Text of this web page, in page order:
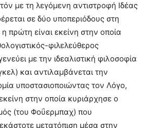
με τη λεγόμενη αντιστροφή Ιδέας
σε δύο υποπεριόδους στη
η πρώτη είναι εκείνη στην οποία
φιλελεύθερος
με την ιδεαλιστική φιλοσοφία
και αντιλαμβάνεται την
υποστασιοποιώντας τον Λόγο,
στην οποία κυριάρχησε ο
(του Φοΰερμπαχ) που
μετατόπιση μέσα στην